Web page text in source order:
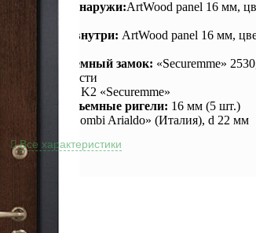
Отделка снаружи:ArtWood panel 16 мм,
Отделка внутри: ArtWood panel 16 мм,
патина
Двухсистемный замок: «Securemme»
взломостойкости
Цилиндр:K2 «Securemme»
Противосъемные ригели: 16 мм (5 шт.)
«Combi Arialdo» (Италия), d 22 мм
Все характеристики